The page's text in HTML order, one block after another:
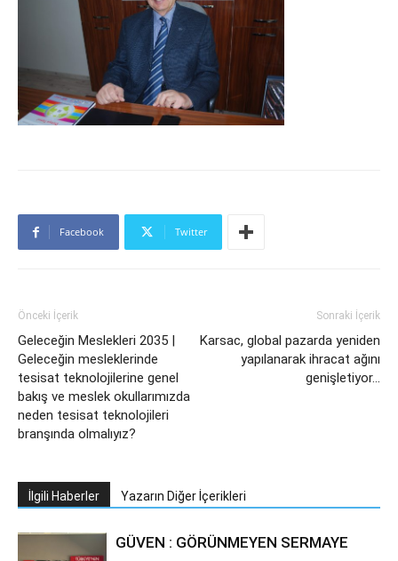
Facebook Twitter
Önceki İçerik
Geleceğin Meslekleri 2035 |
Geleceğin mesleklerinde
tesisat teknolojilerine genel
bakış ve meslek okullarımızda
neden tesisat teknolojileri
branşında olmalıyız?
Sonraki İçerik
Karsac, global pazarda yeniden
yapılanarak ihracat ağını
genişletiyor…
İlgili Haberler Yazarın Diğer İçerikleri
GÜVEN : GÖRÜNMEYEN SERMAYE